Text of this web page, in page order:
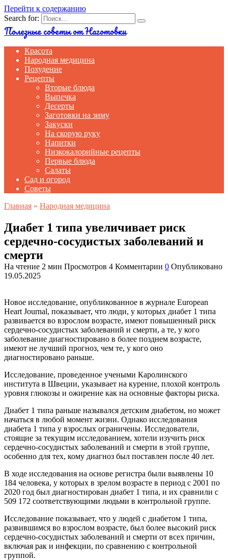
Перейти к содержанию
Search for:
Полезные советы от Наготовки
Красота
Народная медицина
Похудение
Рецепты
Вторые блюда
Выпечка
Десерты
Заготовки на зиму
Закуски
На скорую руку
Напитки
Низкокалорийные рецепты
Первые блюда
Салаты
Сад и огород
Советы
Главная » Народная медицина
Диабет 1 типа увеличивает риск
сердечно-сосудистых заболеваний и
смерти
На чтение 2 мин Просмотров 4 Комментарии 0 Опубликовано
19.05.2025
Новое исследование, опубликованное в журнале European
Heart Journal, показывает, что люди, у которых диабет 1 типа
развивается во взрослом возрасте, имеют повышенный риск
сердечно-сосудистых заболеваний и смерти, а те, у кого
заболевание диагностировано в более позднем возрасте,
имеют не лучший прогноз, чем те, у кого оно
диагностировано раньше.
Исследование, проведенное учеными Каролинского
института в Швеции, указывает на курение, плохой контроль
уровня глюкозы и ожирение как на основные факторы риска.
Диабет 1 типа раньше назывался детским диабетом, но может
начаться в любой момент жизни. Однако исследования
диабета 1 типа у взрослых ограничены. Исследователи,
стоящие за текущим исследованием, хотели изучить риск
сердечно-сосудистых заболеваний и смерти в этой группе,
особенно для тех, кому диагноз был поставлен после 40 лет.
В ходе исследования на основе регистра были выявлены 10
184 человека, у которых в зрелом возрасте в период с 2001 по
2020 год был диагностирован диабет 1 типа, и их сравнили с
509 172 соответствующими людьми в контрольной группе.
Исследование показывает, что у людей с диабетом 1 типа,
развившимся во взрослом возрасте, был более высокий риск
сердечно-сосудистых заболеваний и смерти от всех причин,
включая рак и инфекции, по сравнению с контрольной
группой.